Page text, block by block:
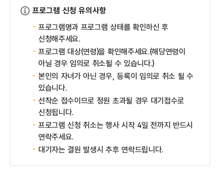
프로그램 신청 유의사항
프로그램명과 프로그램 상태를 확인하신 후
신청해주세요.
프로그램 대상(연령)을 확인해주세요.(해당연령이
아닐 경우 임의로 취소될 수 있습니다.)
본인의 자녀가 아닌 경우, 등록이 임의로 취소 될 수
있습니다.
선착순 접수이므로 정원 초과될 경우 대기접수로
신청됩니다.
프로그램 신청 취소는 행사 시작 4일 전까지 반드시
연락주세요.
대기자는 결원 발생시 추후 연락드립니다.